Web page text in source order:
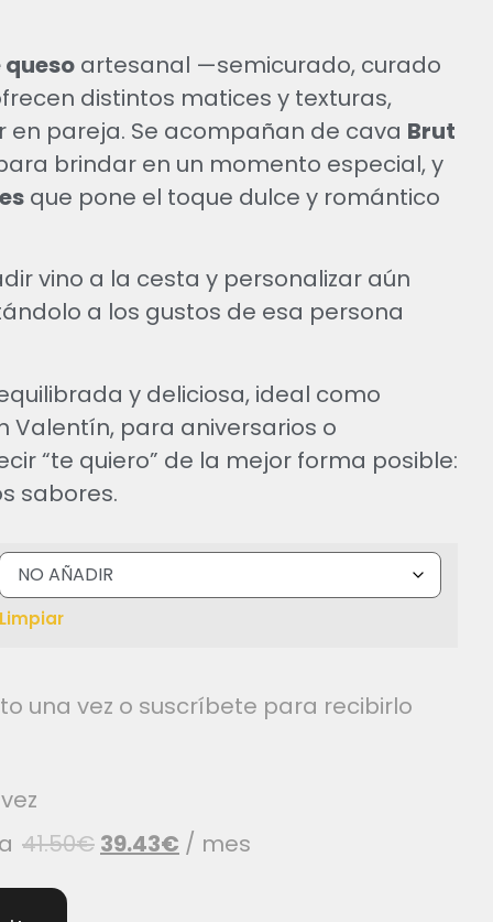
artesanal —semicurado, curado
distintos matices y texturas,
pareja. Se acompañan de cava Brut
brindar en un momento especial, y
que pone el toque dulce y romántico
vino a la cesta y personalizar aún
a los gustos de esa persona
y deliciosa, ideal como
Valentín, para aniversarios o
“te quiero” de la mejor forma posible:
sabores.
Limpiar
una vez o suscríbete para recibirlo
41.50€ 39.43€ / mes